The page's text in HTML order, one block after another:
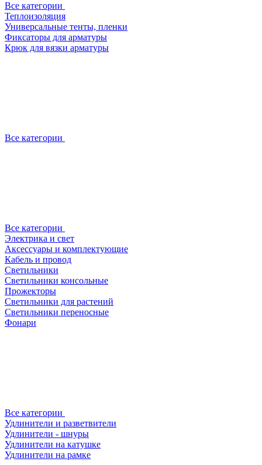
Все категории
Теплоизоляция
Универсальные тенты, пленки
Фиксаторы для арматуры
Крюк для вязки арматуры
Все категории
Все категории
Электрика и свет
Аксессуары и комплектующие
Кабель и провод
Светильники
Светильники консольные
Прожекторы
Светильники для растений
Светильники переносные
Фонари
Все категории
Удлинители и разветвители
Удлинители - шнуры
Удлинители на катушке
Удлинители на рамке